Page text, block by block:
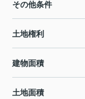
その他条件
土地権利
建物面積
土地面積